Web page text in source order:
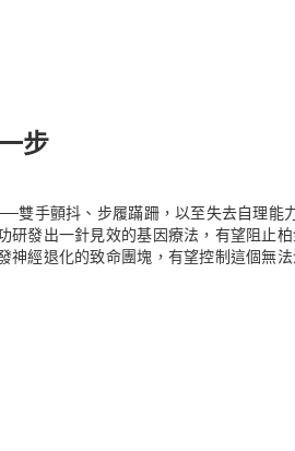
步
雙手顫抖、步履蹣跚，以至失去自理能
發出一針見效的基因療法，有望阻止
經退化的致命團塊，有望控制這個無法